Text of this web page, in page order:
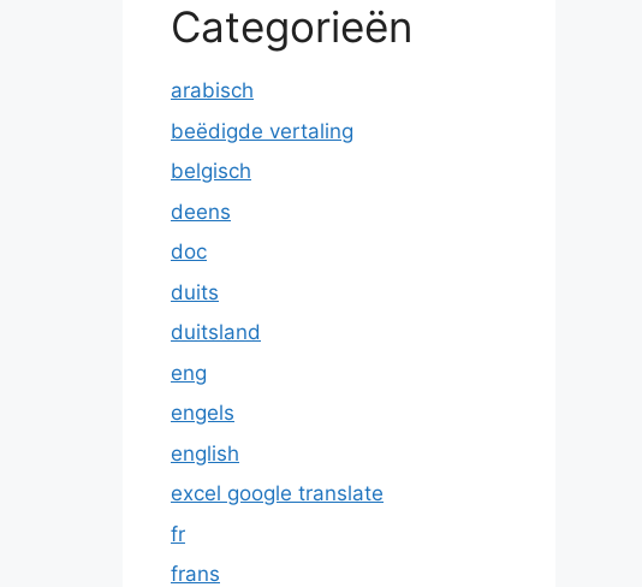
Categorieën
arabisch
beëdigde vertaling
belgisch
deens
doc
duits
duitsland
eng
engels
english
excel google translate
fr
frans